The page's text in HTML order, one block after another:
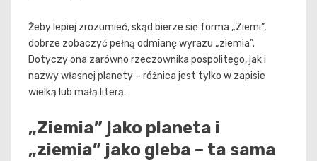
Żeby lepiej zrozumieć, skąd bierze się forma „Ziemi”,
dobrze zobaczyć pełną odmianę wyrazu „ziemia”.
Dotyczy ona zarówno rzeczownika pospolitego, jak i
nazwy własnej planety – różnica jest tylko w zapisie
wielką lub małą literą.
„Ziemia” jako planeta i
„ziemia” jako gleba – ta sama